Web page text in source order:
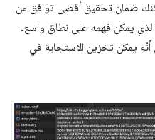
ضمان تحقيق أقصى توافق من
الذي يمكن فهمه على نطاق واسع.
أنّه يمكن تخزين الاستجابة في